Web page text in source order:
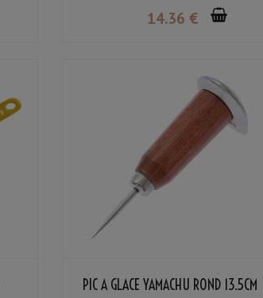
14.36 €
PIC À GLACE YAMACHU ROND 13.5CM